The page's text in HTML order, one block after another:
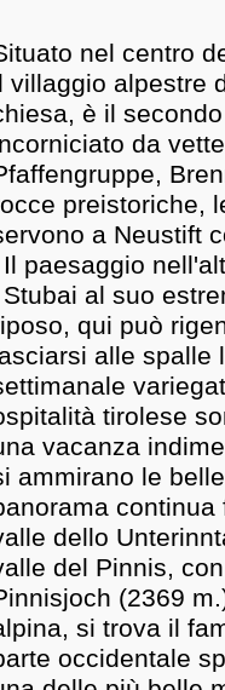
nel centro
villaggio alpestre
è il
da
preistoriche,
a Neustift
Il paesaggio
Stubai al suo
qui può
alle spalle
tirolese
vacanza
ammirano le
dello
del Pinnis,
(2369
si trova il
occidentale